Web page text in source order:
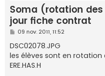
Soma (rotation des
jour fiche contrat
M
s
s
a
g
e
09 nov. 2011, 11:52
DSC02078.JPG
les élèves sont en
ERE.HAS.H